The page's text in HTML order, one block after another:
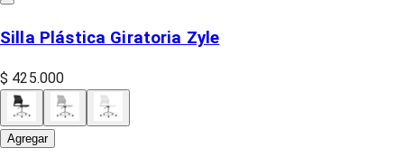
Silla Plástica Giratoria Zyle
$ 425.000
Agregar